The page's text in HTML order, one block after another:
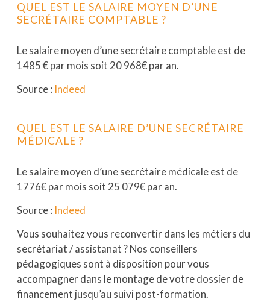
QUEL EST LE SALAIRE MOYEN D’UNE
SECRÉTAIRE COMPTABLE ?
Le salaire moyen d’une secrétaire comptable est de
1485 € par mois soit 20 968€ par an.
Source : Indeed
QUEL EST LE SALAIRE D’UNE SECRÉTAIRE
MÉDICALE ?
Le salaire moyen d’une secrétaire médicale est de
1776€ par mois soit 25 079€ par an.
Source : Indeed
Vous souhaitez vous reconvertir dans les métiers du
secrétariat / assistanat ? Nos conseillers
pédagogiques sont à disposition pour vous
accompagner dans le montage de votre dossier de
financement jusqu’au suivi post-formation.